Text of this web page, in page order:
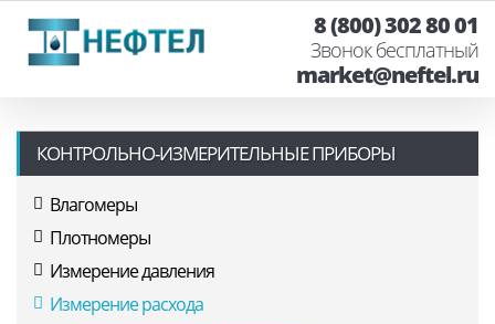
8 (800) 302 80 01
Звонок бесплатный
market@neftel.ru
КОНТРОЛЬНО-ИЗМЕРИТЕЛЬНЫЕ ПРИБОРЫ
Влагомеры
Плотномеры
Измерение давления
Измерение расхода